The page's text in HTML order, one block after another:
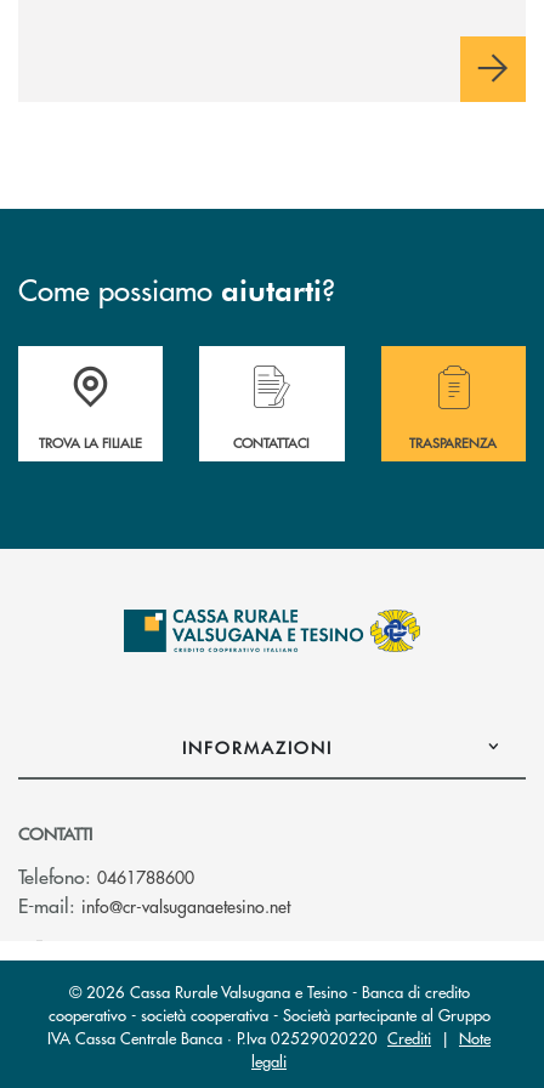
Come possiamo aiutarti?
Accedi all' elenco completo delle filiali .
TROVA LA FILIALE
Hai bisogno di assistenza immediata?
CONTATTACI
Hai bisogno di
TRASPARENZA
INFORMAZIONI
CONTATTI
Telefono: 0461788600
E-mail: info@cr-valsuganaetesino.net(si apre l’app di posta
© 2026 Cassa Rurale Valsugana e Tesino - Banca di credito
cooperativo - società cooperativa - Società partecipante al Gruppo
IVA Cassa Centrale Banca · P.Iva 02529020220 Crediti | Note
legali